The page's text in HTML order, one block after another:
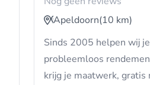
Apeldoorn(10 km)
Sinds 2005 helpen wij
probleemloos
krijg je maatwerk,